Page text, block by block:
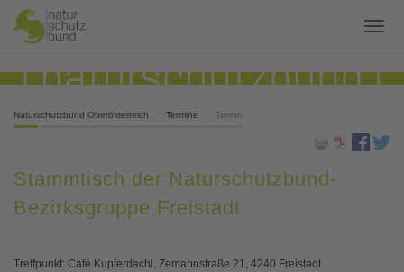
Naturschutzbund Oberösterreich Termine Termin
Stammtisch der Naturschutzbund-
Bezirksgruppe Freistadt
Treffpunkt: Café Kupferdachl, Zemannstraße 21, 4240 Freistadt